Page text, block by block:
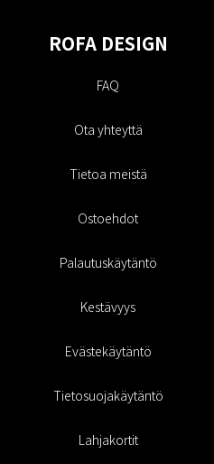
ROFA DESIGN
FAQ
Ota yhteyttä
Tietoa meistä
Ostoehdot
Palautuskäytäntö
Kestävyys
Evästekäytäntö
Tietosuojakäytäntö
Lahjakortit